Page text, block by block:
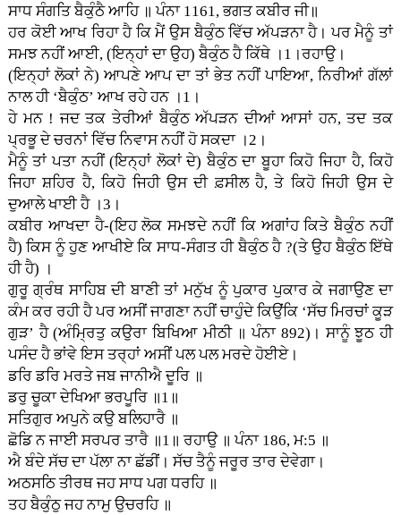
ਸਾਧ ਸੰਗਤਿ ਬੈਕੁੰਠੈ ਆਹਿ ॥ ਪੰਨਾ 1161, ਭਗਤ ਕਬੀਰ ਜੀ॥
ਹਰ ਕੋਈ ਆਖ ਰਿਹਾ ਹੈ ਕਿ ਮੈਂ ਉਸ ਬੈਕੁੰਠ ਵਿੱਚ ਅੱਪੜਨਾ ਹੈ। ਪਰ ਮੈਨੂੰ ਤਾਂ
ਸਮਝ ਨਹੀਂ ਆਈ, (ਇਨ੍ਹਾਂ ਦਾ ਉਹ) ਬੈਕੁੰਠ ਹੈ ਕਿੱਥੇ ।1।ਰਹਾਉ।
(ਇਨ੍ਹਾਂ ਲੋਕਾਂ ਨੇ) ਆਪਣੇ ਆਪ ਦਾ ਤਾਂ ਭੇਤ ਨਹੀਂ ਪਾਇਆ, ਨਿਰੀਆਂ ਗੱਲਾਂ
ਨਾਲ ਹੀ ‘ਬੈਕੁੰਠ’ ਆਖ ਰਹੇ ਹਨ ।1।
ਹੇ ਮਨ ! ਜਦ ਤਕ ਤੇਰੀਆਂ ਬੈਕੁੰਠ ਅੱਪੜਨ ਦੀਆਂ ਆਸਾਂ ਹਨ, ਤਦ ਤਕ
ਪ੍ਰਭੂ ਦੇ ਚਰਨਾਂ ਵਿੱਚ ਨਿਵਾਸ ਨਹੀਂ ਹੋ ਸਕਦਾ ।2।
ਮੈਨੂੰ ਤਾਂ ਪਤਾ ਨਹੀਂ (ਇਨ੍ਹਾਂ ਲੋਕਾਂ ਦੇ) ਬੈਕੁੰਠ ਦਾ ਬੂਹਾ ਕਿਹੋ ਜਿਹਾ ਹੈ, ਕਿਹੋ
ਜਿਹਾ ਸ਼ਹਿਰ ਹੈ, ਕਿਹੋ ਜਿਹੀ ਉਸ ਦੀ ਫ਼ਸੀਲ ਹੈ, ਤੇ ਕਿਹੋ ਜਿਹੀ ਉਸ ਦੇ
ਦੁਆਲੇ ਖਾਈ ਹੈ ।3।
ਕਬੀਰ ਆਖਦਾ ਹੈ-(ਇਹ ਲੋਕ ਸਮਝਦੇ ਨਹੀਂ ਕਿ ਅਗਾਂਹ ਕਿਤੇ ਬੈਕੁੰਠ ਨਹੀਂ
ਹੈ) ਕਿਸ ਨੂੰ ਹੁਣ ਆਖੀਏ ਕਿ ਸਾਧ-ਸੰਗਤ ਹੀ ਬੈਕੁੰਠ ਹੈ ?(ਤੇ ਉਹ ਬੈਕੁੰਠ ਇੱਥੇ
ਹੀ ਹੈ) ।
ਗੁਰੂ ਗ੍ਰੰਥ ਸਾਹਿਬ ਦੀ ਬਾਣੀ ਤਾਂ ਮਨੁੱਖ ਨੂੰ ਪੁਕਾਰ ਪੁਕਾਰ ਕੇ ਜਗਾਉਣ ਦਾ
ਕੰਮ ਕਰ ਰਹੀ ਹੈ ਪਰ ਅਸੀਂ ਜਾਗਣਾ ਨਹੀਂ ਚਾਹੁੰਦੇ ਕਿਉਂਕਿ ‘ਸੱਚ ਮਿਰਚਾਂ ਕੂੜ
ਗੁੜ’ ਹੈ (ਅੰਮ੍ਰਿਤੁ ਕਉਰਾ ਬਿਖਿਆ ਮੀਠੀ ॥ ਪੰਨਾ 892)। ਸਾਨੂੰ ਝੂਠ ਹੀ
ਪਸੰਦ ਹੈ ਭਾਂਵੇ ਇਸ ਤਰ੍ਹਾਂ ਅਸੀਂ ਪਲ ਪਲ ਮਰਦੇ ਹੋਈਏ।
ਡਰਿ ਡਰਿ ਮਰਤੇ ਜਬ ਜਾਨੀਐ ਦੂਰਿ ॥
ਡਰੁ ਚੂਕਾ ਦੇਖਿਆ ਭਰਪੂਰਿ ॥1॥
ਸਤਿਗੁਰ ਅਪੁਨੇ ਕਉ ਬਲਿਹਾਰੈ ॥
ਛੋਡਿ ਨ ਜਾਈ ਸਰਪਰ ਤਾਰੈ ॥1॥ ਰਹਾਉ ॥ ਪੰਨਾ 186, ਮ:5 ॥
ਐ ਬੰਦੇ ਸੱਚ ਦਾ ਪੱਲਾ ਨਾ ਛੱਡੀਂ। ਸੱਚ ਤੈਨੂੰ ਜਰੂਰ ਤਾਰ ਦੇਵੇਗਾ।
ਅਠਸਠਿ ਤੀਰਥ ਜਹ ਸਾਧ ਪਗ ਧਰਹਿ ॥
ਤਹ ਬੈਕੁੰਠੁ ਜਹ ਨਾਮੁ ਉਚਰਹਿ ॥